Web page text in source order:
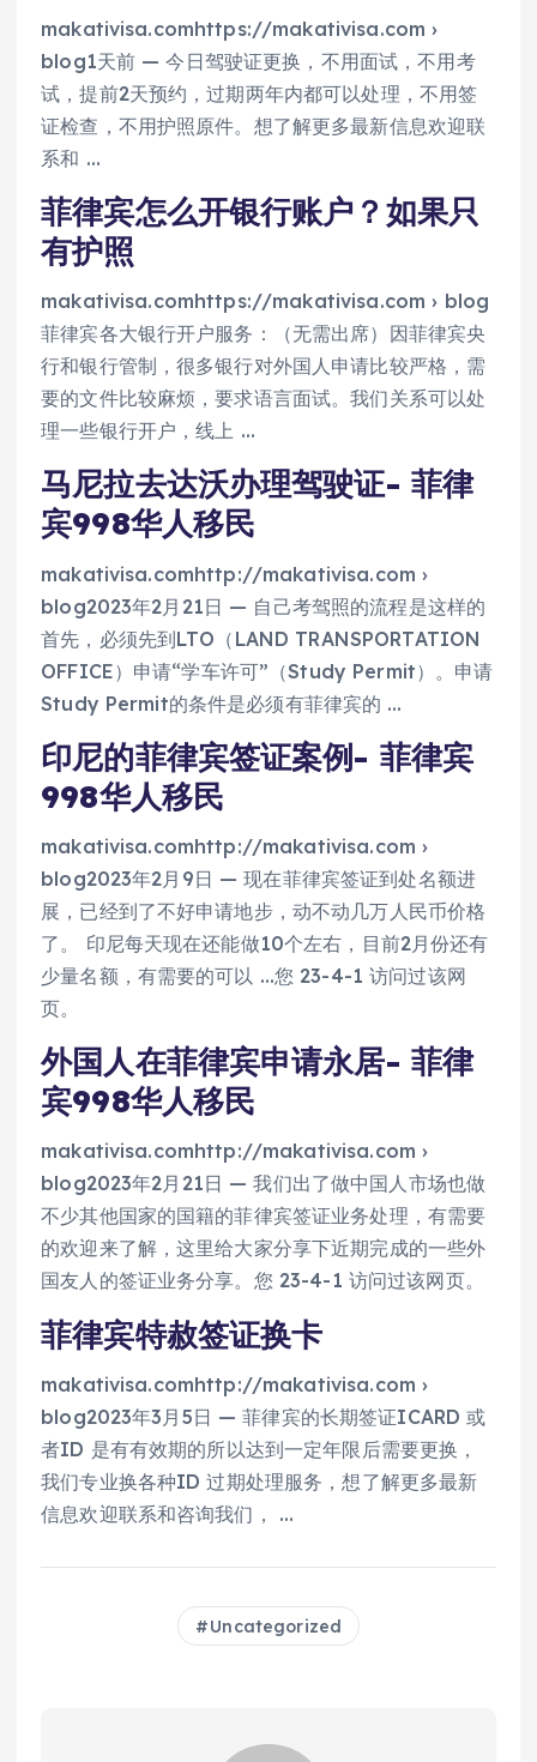
makativisa.comhttps://makativisa.com ›
blog1天前 — 今日驾驶证更换，不用面试，不用考
试，提前2天预约，过期两年内都可以处理，不用签
证检查，不用护照原件。想了解更多最新信息欢迎联
系和 …
菲律宾怎么开银行账户？如果只
有护照
makativisa.comhttps://makativisa.com › blog
菲律宾各大银行开户服务：（无需出席）因菲律宾央
行和银行管制，很多银行对外国人申请比较严格，需
要的文件比较麻烦，要求语言面试。我们关系可以处
理一些银行开户，线上 …
马尼拉去达沃办理驾驶证- 菲律
宾998华人移民
makativisa.comhttp://makativisa.com ›
blog2023年2月21日 — 自己考驾照的流程是这样的
首先，必须先到LTO（LAND TRANSPORTATION
OFFICE）申请“学车许可”（Study Permit）。申请
Study Permit的条件是必须有菲律宾的 …
印尼的菲律宾签证案例- 菲律宾
998华人移民
makativisa.comhttp://makativisa.com ›
blog2023年2月9日 — 现在菲律宾签证到处名额进
展，已经到了不好申请地步，动不动几万人民币价格
了。 印尼每天现在还能做10个左右，目前2月份还有
少量名额，有需要的可以 …您 23-4-1 访问过该网
页。
外国人在菲律宾申请永居- 菲律
宾998华人移民
makativisa.comhttp://makativisa.com ›
blog2023年2月21日 — 我们出了做中国人市场也做
不少其他国家的国籍的菲律宾签证业务处理，有需要
的欢迎来了解，这里给大家分享下近期完成的一些外
国友人的签证业务分享。您 23-4-1 访问过该网页。
菲律宾特赦签证换卡
makativisa.comhttp://makativisa.com ›
blog2023年3月5日 — 菲律宾的长期签证ICARD 或
者ID 是有有效期的所以达到一定年限后需要更换，
我们专业换各种ID 过期处理服务，想了解更多最新
信息欢迎联系和咨询我们， …
Uncategorized